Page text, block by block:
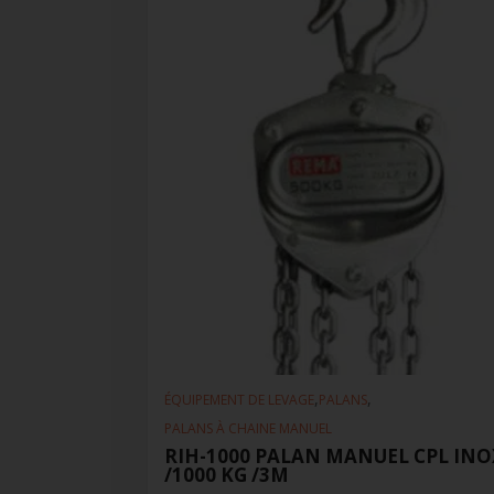
ÉQUIPEMENT DE LEVAGE,PALANS,
PALANS À CHAINE MANUEL
RIH-1000 PALAN MANUEL CPL
/1000 KG /3M